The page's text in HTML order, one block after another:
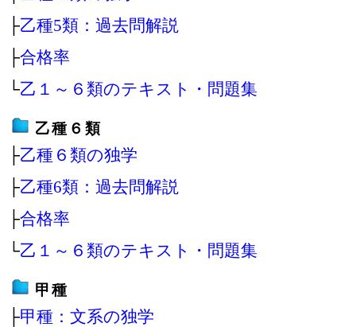
├乙種5類：過去問解説
├合格率
└乙１～６類のテキスト・問題集
乙種６類
├乙種６類の独学
├乙種6類：過去問解説
├合格率
└乙１～６類のテキスト・問題集
甲種
├甲種：文系の独学